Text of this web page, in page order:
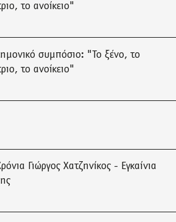
το ανοίκειο"
συμπόσιο: "Το ξένο, το
το ανοίκειο"
Γιώργος Χατζηνίκος - Εγκαίνια